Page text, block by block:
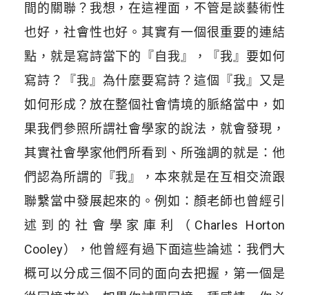
間的關聯？我想，在這裡面，不管是談藝術性
也好，社會性也好。其實有一個很重要的連結
點，就是寫詩當下的『自我』，『我』要如何
寫詩？『我』為什麼要寫詩？這個『我』又是
如何形成？放在整個社會情境的脈絡當中，如
果我們參照所謂社會學家的說法，就會發現，
其實社會學家他們所看到、所強調的就是：他
們認為所謂的『我』，本來就是在互相交流跟
聯繫當中發展起來的。例如：顏老師也曾經引
述到的社會學家庫利（Charles Horton
Cooley），他曾經有過下面這些論述：我們大
概可以分成三個不同的面向去把握，第一個是